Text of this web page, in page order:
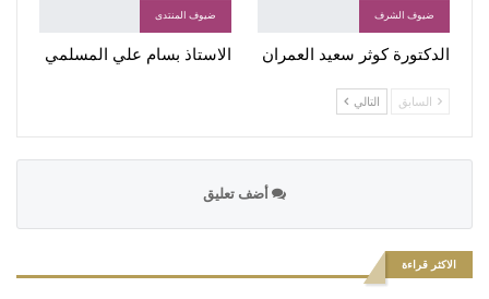
ضيوف الشرف
الدكتورة كوثر سعيد العمران
ضيوف المنتدى
الاستاذ بسام علي المسلمي
السابق التالي
أضف تعليق
الاكثر قراءة